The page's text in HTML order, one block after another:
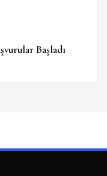
Başladı